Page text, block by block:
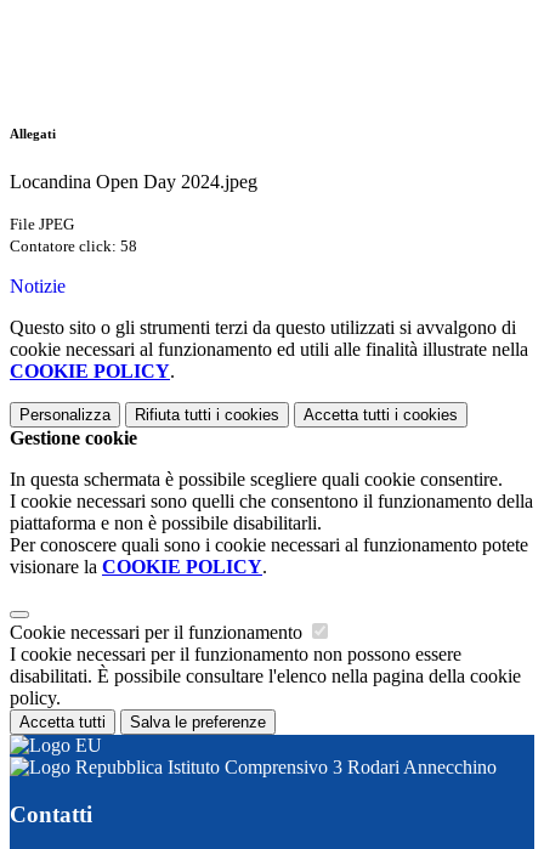
Allegati
Locandina Open Day 2024.jpeg
File JPEG
Contatore click: 58
Notizie
Questo sito o gli strumenti terzi da questo utilizzati si avvalgono di
cookie necessari al funzionamento ed utili alle finalità illustrate nella
COOKIE POLICY.
Personalizza Rifiuta tutti i cookies Accetta tutti i cookies
Gestione cookie
In questa schermata è possibile scegliere quali cookie consentire.
I cookie necessari sono quelli che consentono il funzionamento della
piattaforma e non è possibile disabilitarli.
Per conoscere quali sono i cookie necessari al funzionamento potete
visionare la COOKIE POLICY.
Cookie necessari per il funzionamento
I cookie necessari per il funzionamento non possono essere
disabilitati. È possibile consultare l'elenco nella pagina della cookie
policy.
Accetta tutti Salva le preferenze
Istituto Comprensivo 3 Rodari Annecchino
Contatti